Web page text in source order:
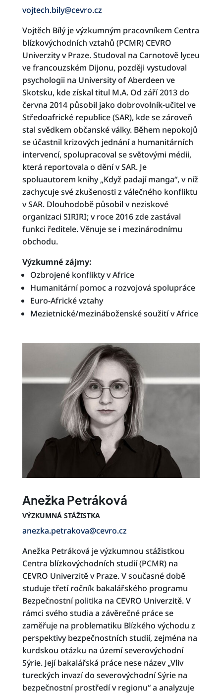
vojtech.bily@cevro.cz
Vojtěch Bílý je výzkumným pracovníkem Centra
blízkovýchodních vztahů (PCMR) CEVRO
Univerzity v Praze. Studoval na Carnotově lyceu
ve francouzském Dijonu, později vystudoval
psychologii na University of Aberdeen ve
Skotsku, kde získal titul M.A. Od září 2013 do
června 2014 působil jako dobrovolník-učitel ve
Středoafrické republice (SAR), kde se zároveň
stal svědkem občanské války. Během nepokojů
se účastnil krizových jednání a humanitárních
intervencí, spolupracoval se světovými médii,
která reportovala o dění v SAR. Je
spoluautorem knihy „Když padají manga“, v níž
zachycuje své zkušenosti z válečného konfliktu
v SAR. Dlouhodobě působil v neziskové
organizaci SIRIRI; v roce 2016 zde zastával
funkci ředitele. Věnuje se i mezinárodnímu
obchodu.
Výzkumné zájmy:
Ozbrojené konflikty v Africe
Humanitární pomoc a rozvojová spolupráce
Euro-Africké vztahy
Mezietnické/mezináboženské soužití v Africe
Anežka Petráková
VÝZKUMNÁ STÁŽISTKA
anezka.petrakova@cevro.cz
Anežka Petráková je výzkumnou stážistkou
Centra blízkovýchodních studií (PCMR) na
CEVRO Univerzitě v Praze. V současné době
studuje třetí ročník bakalářského programu
Bezpečnostní politika na CEVRO Univerzitě. V
rámci svého studia a závěrečné práce se
zaměřuje na problematiku Blízkého východu z
perspektivy bezpečnostních studií, zejména na
kurdskou otázku na území severovýchodní
Sýrie. Její bakalářská práce nese název „Vliv
tureckých invazí do severovýchodní Sýrie na
bezpečnostní prostředí v regionu“ a analyzuje